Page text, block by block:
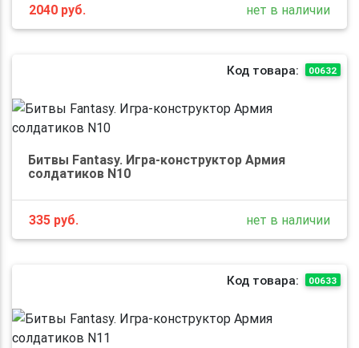
2040 руб. нет в наличии
Код товара: 00632
Битвы Fantasy. Игра-конструктор Армия
солдатиков N10
335 руб. нет в наличии
Код товара: 00633